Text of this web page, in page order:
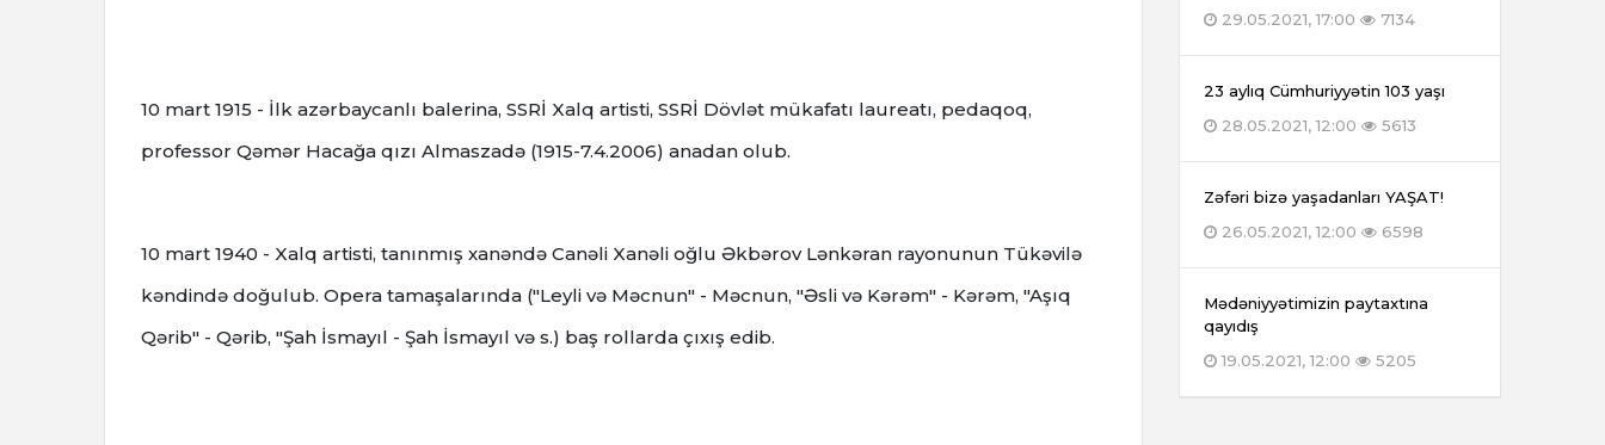
10 mart 1915 - İlk azərbaycanlı balerina, SSRİ Xalq artisti, SSRİ Dövlət mükafatı laureatı, pedaqoq,
professor Qəmər Hacağa qızı Almaszadə (1915-7.4.2006) anadan olub.
10 mart 1940 - Xalq artisti, tanınmış xanəndə Canəli Xanəli oğlu Əkbərov Lənkəran rayonunun Tükəvilə
kəndində doğulub. Opera tamaşalarında ("Leyli və Məcnun" - Məcnun, "Əsli və Kərəm" - Kərəm, "Aşıq
Qərib" - Qərib, "Şah İsmayıl - Şah İsmayıl və s.) baş rollarda çıxış edib.
29.05.2021, 17:00
7134
23 aylıq Cümhuriyyətin 103 yaşı
28.05.2021, 12:00
5613
Zəfəri bizə yaşadanları YAŞAT!
26.05.2021, 12:00
6598
Mədəniyyətimizin paytaxtına
qayıdış
19.05.2021, 12:00
5205